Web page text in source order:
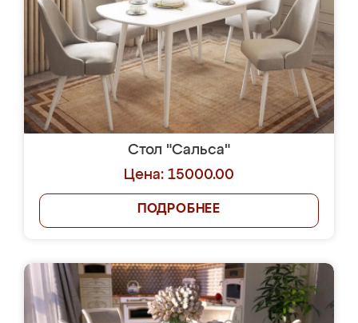
Стол "Сальса"
Цена: 15000.00
ПОДРОБНЕЕ